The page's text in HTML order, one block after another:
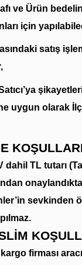
ve Ürün
için
satış
uygun olarak
dahil TL tutarı
sevkinden
firması